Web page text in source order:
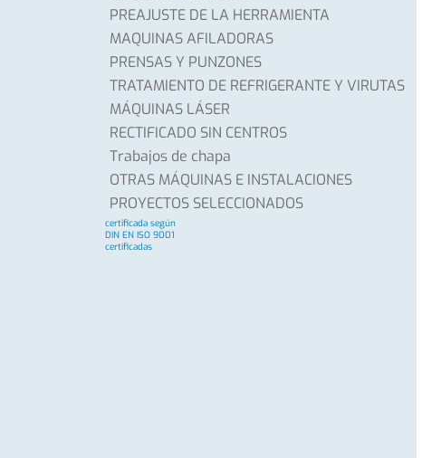
PREAJUSTE DE LA HERRAMIENTA
MAQUINAS AFILADORAS
PRENSAS Y PUNZONES
TRATAMIENTO DE REFRIGERANTE Y VIRUTAS
MÁQUINAS LÁSER
RECTIFICADO SIN CENTROS
Trabajos de chapa
OTRAS MÁQUINAS E INSTALACIONES
PROYECTOS SELECCIONADOS
certificada según
DIN EN ISO 9001
certificadas